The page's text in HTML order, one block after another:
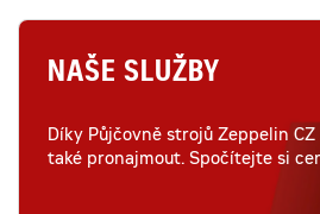
NAŠE SLUŽBY
Díky Půjčovně strojů Zeppelin
také pronajmout. Spočítejte si